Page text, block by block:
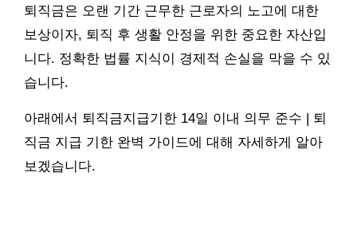
퇴직금은 오랜 기간 근무한 근로자의 노고에 대한
보상이자, 퇴직 후 생활 안정을 위한 중요한 자산입
니다. 정확한 법률 지식이 경제적 손실을 막을 수 있
습니다.
아래에서 퇴직금지급기한 14일 이내 의무 준수 | 퇴
직금 지급 기한 완벽 가이드에 대해 자세하게 알아
보겠습니다.